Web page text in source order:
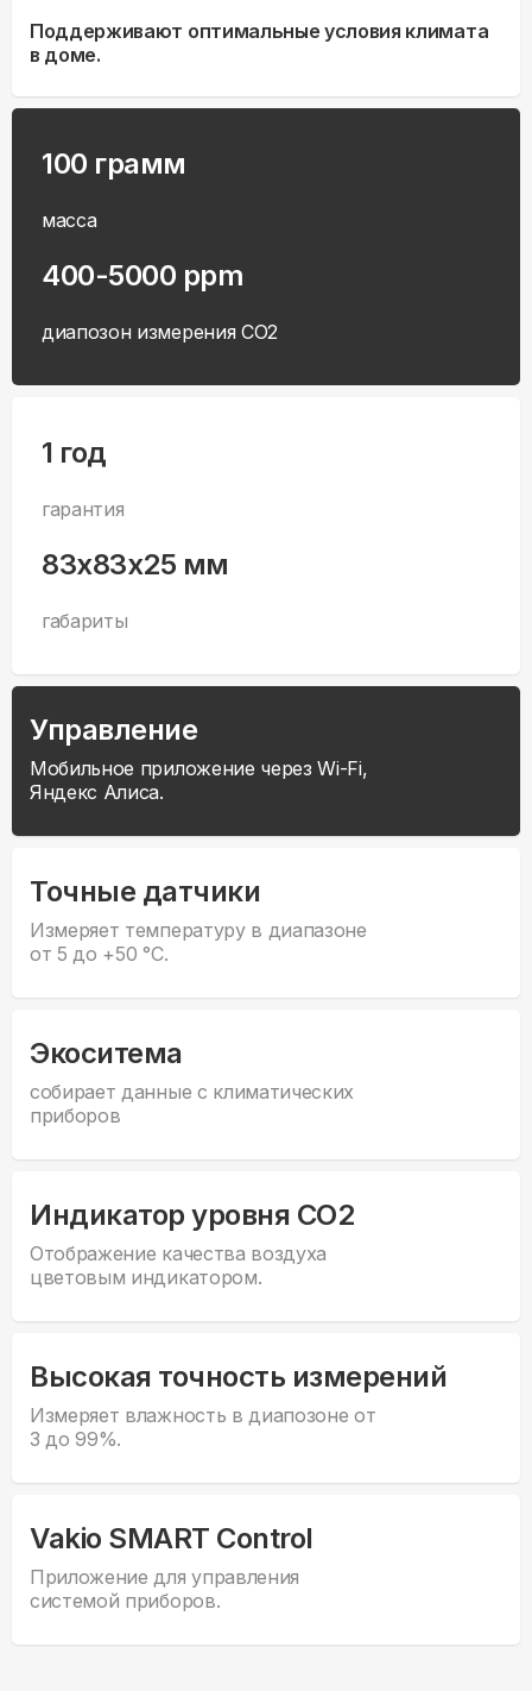
Поддерживают оптимальные условия климата
в доме.
100 грамм
масса
400-5000 ppm
диапозон измерения СO2
1 год
гарантия
83x83x25 мм
габариты
Управление
Мобильное приложение через Wi-Fi,
Яндекс Алиса.
Точные датчики
Измеряет температуру в диапазоне
от 5 до +50 °С.
Экоситема
собирает данные с климатических
приборов
Индикатор уровня CO2
Отображение качества воздуха
цветовым индикатором.
Высокая точность измерений
Измеряет влажность в диапозоне от
3 до 99%.
Vakio SMART Control
Приложение для управления
системой приборов.